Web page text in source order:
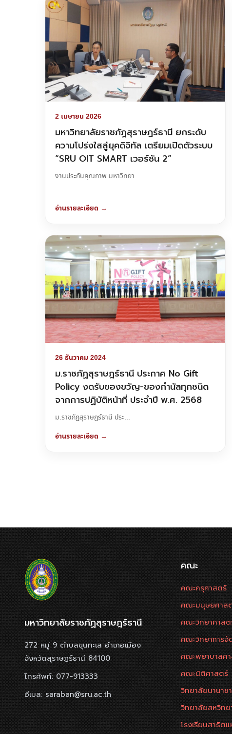
2 เมษายน 2026
มหาวิทยาลัยราชภัฏสุราษฎร์ธานี ยกระดับ
ความโปร่งใสสู่ยุคดิจิทัล เตรียมเปิดตัวระบบ
“SRU OIT SMART เวอร์ชัน 2”
งานประกันคุณภาพ มหาวิทยา...
อ่านรายละเอียด →
26 ธันวาคม 2024
ม.ราชภัฏสุราษฎร์ธานี ประกาศ No Gift
Policy งดรับของขวัญ-ของกำนัลทุกชนิด
จากการปฏิบัติหน้าที่ ประจำปี พ.ศ. 2568
ม.ราชภัฏสุราษฎร์ธานี ประ...
อ่านรายละเอียด →
มหาวิทยาลัยราชภัฏสุราษฎร์ธานี
272 หมู่ 9 ตำบลขุนทะเล อำเภอเมือง
จังหวัดสุราษฎร์ธานี 84100
โทรศัพท์: 077-913333
อีเมล: saraban@sru.ac.th
คณะ
คณะครุศาสตร์
คณะมนุษยศาส
คณะวิทยาศาสต
คณะวิทยาการจั
คณะพยาบาลศ
คณะนิติศาสตร์
วิทยาลัยนานาช
วิทยาลัยสหวิทย
โรงเรียนสาธิต